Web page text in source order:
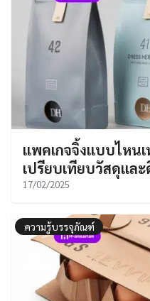
แพคเกจจิ้งแบบไหน
เปรียบเทียบวัสดุแล
17/02/2025
ความรู้บรรจุภัณฑ์